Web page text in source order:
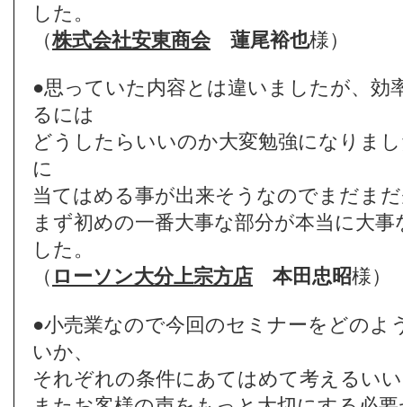
した。
（株式会社安東商会 蓮尾裕也様）
●思っていた内容とは違いましたが、効
るには
どうしたらいいのか大変勉強になりま
に
当てはめる事が出来そうなのでまだま
まず初めの一番大事な部分が本当に大
した。
（ ローソン大分上宗方店 本田忠昭様）
●小売業なので今回のセミナーをどのよ
いか、
それぞれの条件にあてはめて考えるい